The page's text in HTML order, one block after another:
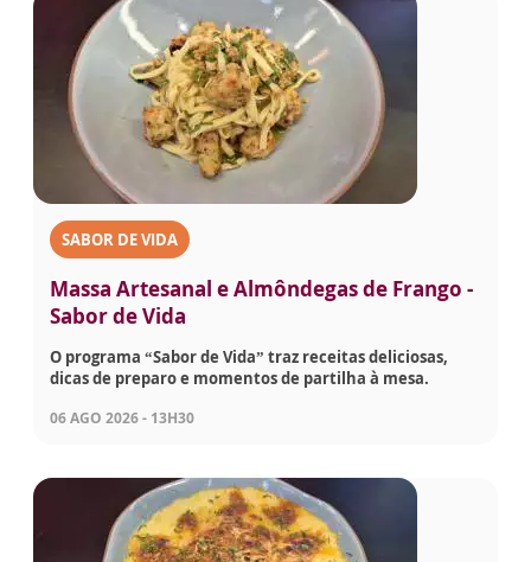
SABOR DE VIDA
Massa Artesanal e Almôndegas de Frango -
Sabor de Vida
O programa “Sabor de Vida” traz receitas deliciosas,
dicas de preparo e momentos de partilha à mesa.
06 AGO 2026 - 13H30